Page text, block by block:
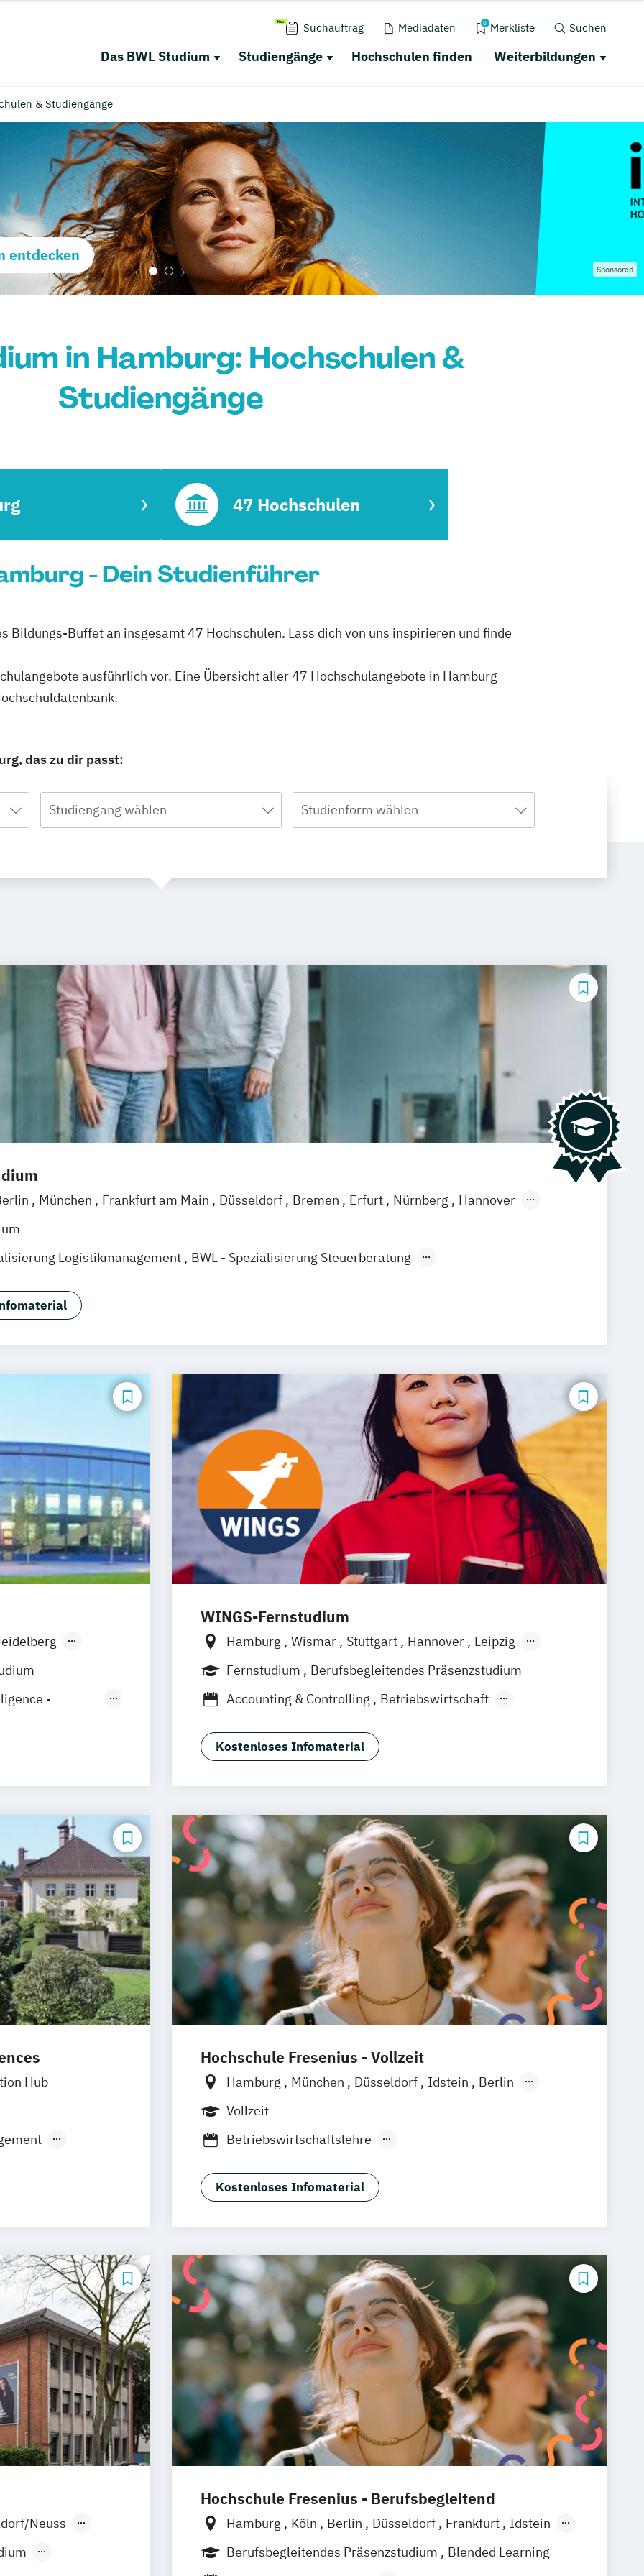
Suchauftrag Mediadaten 0 Merkliste Suchen
Das BWL Studium Studiengänge Hochschulen finden Weiterbildungen
& Studiengänge
entdecken
Sponsored
in Hamburg: Hochschulen &
Studiengänge
47 Hochschulen
- Dein Studienführer
Bildungs-Buffet an insgesamt 47 Hochschulen. Lass dich von uns inspirieren und finde
ausführlich vor. Eine Übersicht aller 47 Hochschulangebote in Hamburg
das zu dir passt:
Studiengang wählen Studienform wählen
München Frankfurt am Main Düsseldorf Bremen Erfurt Nürnberg
Hannover
Logistikmanagement
BWL - Spezialisierung Steuerberatung
Sozialmanagement
Fürth
München
-
(EN)
WINGS-Fernstudium
Hamburg Wismar Stuttgart Hannover
Leipzig
Frankfurt am Main
Berlin Düsseldorf
München
Bonn Nürnberg
Fernstudium
Berufsbegleitendes Präsenzstudium
Accounting & Controlling
Betriebswirtschaft
Projektmanagement & Prozessmanagement
Sales Management
Kostenloses Infomaterial
Hub
Hochschule Fresenius - Vollzeit
Hamburg München Düsseldorf Idstein
Berlin
Frankfurt am Main
Vollzeit
Betriebswirtschaftslehre
Immobilienwirtschaft
International Business (Schwerpunkt
Management)
International Business Management (EN)
International Business with Specialization in
International Management (EN)
International Real Estate Management (EN)
Luxury Management (EN)
Marketing & Brand Management (EN)
Marketing & Sales
Master of Business Administration (EN)
SAP Engineering & Analytics (Heidelberg) (EN)
Steuerberatung & Wirtschaftsprüfung
Kostenloses Infomaterial
Neuss
Hochschule Fresenius - Berufsbegleitend
Hamburg Köln Berlin Düsseldorf Frankfurt
Idstein
München
Wiesbaden Online-Campus
Osnabrück
Oldenburg
Erfurt
Berufsbegleitendes Präsenzstudium
Blended Learning